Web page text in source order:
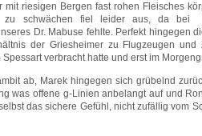
mit riesigen Bergen fast rohen Fleisches
zu schwächen fiel leider aus, da
Dr. Mabuse fehlte. Perfekt hingegen
der Griesheimer zu Flugzeugen
verbracht hatte und erst im
ab, Marek hingegen sich grübelnd
was offene g-Linien anbelangt auf und
das sichere Gefühl, nicht zufällig vom